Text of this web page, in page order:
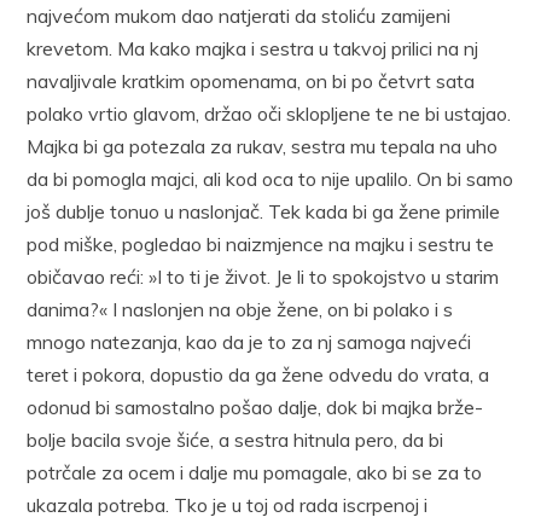
najvećom mukom dao natjerati da stoliću zamijeni
krevetom. Ma kako majka i sestra u takvoj prilici na nj
navaljivale kratkim opomenama, on bi po četvrt sata
polako vrtio glavom, držao oči sklopljene te ne bi ustajao.
Majka bi ga potezala za rukav, sestra mu tepala na uho
da bi pomogla majci, ali kod oca to nije upalilo. On bi samo
još dublje tonuo u naslonjač. Tek kada bi ga žene primile
pod miške, pogledao bi naizmjence na majku i sestru te
običavao reći: »I to ti je život. Je li to spokojstvo u starim
danima?« I naslonjen na obje žene, on bi polako i s
mnogo natezanja, kao da je to za nj samoga najveći
teret i pokora, dopustio da ga žene odvedu do vrata, a
odonud bi samostalno pošao dalje, dok bi majka brže-
bolje bacila svoje šiće, a sestra hitnula pero, da bi
potrčale za ocem i dalje mu pomagale, ako bi se za to
ukazala potreba. Tko je u toj od rada iscrpenoj i